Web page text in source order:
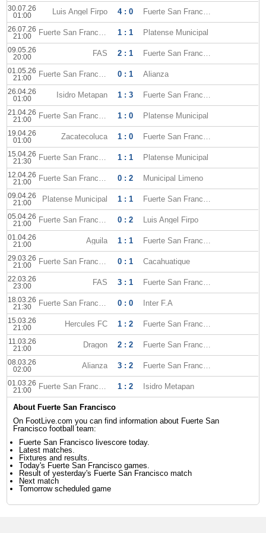
30.07.26
01:00
Luis Angel Firpo 4 : 0 Fuerte San Francisco
26.07.26
21:00
Fuerte San Francisco 1 : 1 Platense Municipal
09.05.26
20:00
FAS 2 : 1 Fuerte San Francisco
01.05.26
21:00
Fuerte San Francisco 0 : 1 Alianza
26.04.26
01:00
Isidro Metapan 1 : 3 Fuerte San Francisco
21.04.26
21:00
Fuerte San Francisco 1 : 0 Platense Municipal
19.04.26
01:00
Zacatecoluca 1 : 0 Fuerte San Francisco
15.04.26
21:30
Fuerte San Francisco 1 : 1 Platense Municipal
12.04.26
21:00
Fuerte San Francisco 0 : 2 Municipal Limeno
09.04.26
21:00
Platense Municipal 1 : 1 Fuerte San Francisco
05.04.26
21:00
Fuerte San Francisco 0 : 2 Luis Angel Firpo
01.04.26
21:00
Aguila 1 : 1 Fuerte San Francisco
29.03.26
21:00
Fuerte San Francisco 0 : 1 Cacahuatique
22.03.26
23:00
FAS 3 : 1 Fuerte San Francisco
18.03.26
21:30
Fuerte San Francisco 0 : 0 Inter F.A
15.03.26
21:00
Hercules FC 1 : 2 Fuerte San Francisco
11.03.26
21:00
Dragon 2 : 2 Fuerte San Francisco
08.03.26
02:00
Alianza 3 : 2 Fuerte San Francisco
01.03.26
21:00
Fuerte San Francisco 1 : 2 Isidro Metapan
About Fuerte San Francisco
On FootLive.com you can find information about Fuerte San
Francisco football team:
Fuerte San Francisco livescore today.
Latest matches.
Fixtures and results.
Today's Fuerte San Francisco games.
Result of yesterday's Fuerte San Francisco match
Next match
Tomorrow scheduled game